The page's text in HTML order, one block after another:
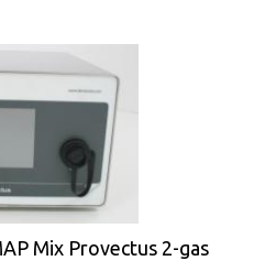
Mix Provectus 2-gas